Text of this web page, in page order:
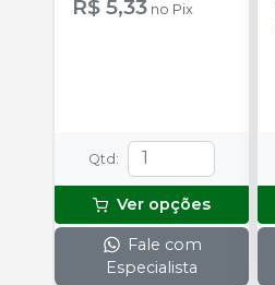
R$ 5,33 no Pix
Qtd :
Ver opções
Fale com
Especialista